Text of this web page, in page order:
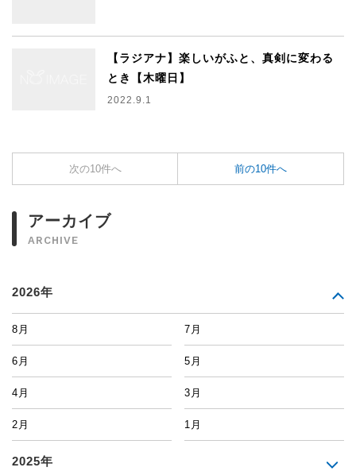
【ラジアナ】楽しいがふと、真剣に変わる
とき【木曜日】
2022.9.1
次の10件へ 前の10件へ
アーカイブ
ARCHIVE
2026年
8月 7月
6月 5月
4月 3月
2月 1月
2025年